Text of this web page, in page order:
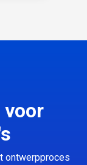
voor
ontwerpproces